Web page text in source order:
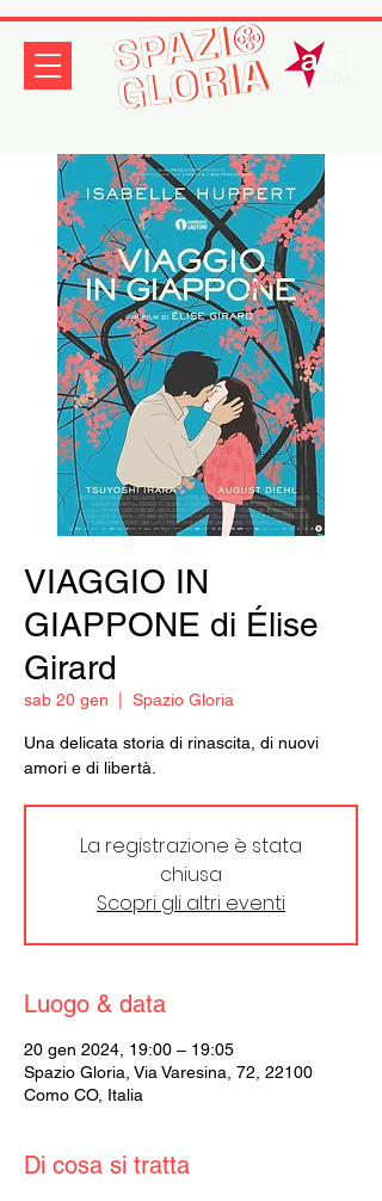
VIAGGIO IN
GIAPPONE di Élise
Girard
sab 20 gen Spazio Gloria
Una delicata storia di rinascita, di nuovi
amori e di libertà.
La registrazione è stata
chiusa
Scopri gli altri eventi
Luogo & data
20 gen 2024, 19:00 – 19:05
Spazio Gloria, Via Varesina, 72, 22100
Como CO, Italia
Di cosa si tratta